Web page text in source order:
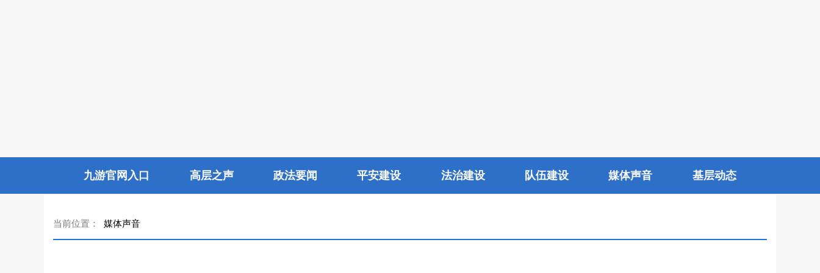
九游官网入口 高层之声 政法要闻 平安建设 法治建设 队伍建设 媒体声音 基层动态
当前位置： 媒体声音